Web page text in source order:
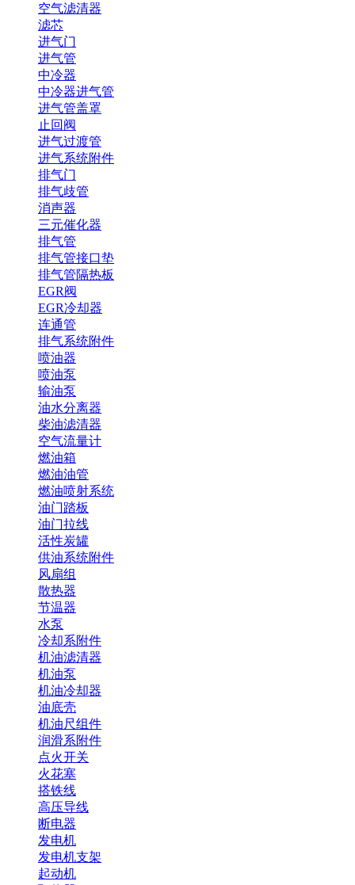
空气滤清器
滤芯
进气门
进气管
中冷器
中冷器进气管
进气管盖罩
止回阀
进气过渡管
进气系统附件
排气门
排气歧管
消声器
三元催化器
排气管
排气管接口垫
排气管隔热板
EGR阀
EGR冷却器
连通管
排气系统附件
喷油器
喷油泵
输油泵
油水分离器
柴油滤清器
空气流量计
燃油箱
燃油油管
燃油喷射系统
油门踏板
油门拉线
活性炭罐
供油系统附件
风扇组
散热器
节温器
水泵
冷却系附件
机油滤清器
机油泵
机油冷却器
油底壳
机油尺组件
润滑系附件
点火开关
火花塞
搭铁线
高压导线
断电器
发电机
发电机支架
起动机